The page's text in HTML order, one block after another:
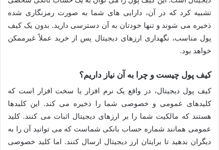
تشبیه کرد که در آن، دارایی های شما به صورت رمزنگاری شده
ذخیره می شوند و تنها خودتان به آن دسترسی دارید. بدون یک کیف
پول مناسب، نگهداری ارزهای دیجیتال پس از خرید عملاً غیرممکن
خواهد بود.
کیف پول چیست و چرا به آن نیاز داریم؟
کیف پول دیجیتال، در واقع یک نرم افزار یا سخت افزار است که
کلیدهای عمومی و خصوصی شما را ذخیره می کند. این کلیدها
هستند که مالکیت شما را بر ارزهای دیجیتال اثبات می کنند. کلید
عمومی همانند شماره حساب بانکی شماست که می توانید آن را به
دیگران بدهید تا برایتان ارز دیجیتال ارسال کنند. اما کلید خصوصی